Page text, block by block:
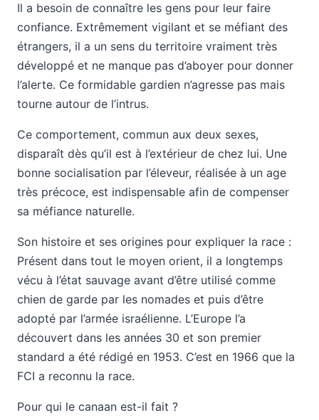
Il a besoin de connaître les gens pour leur faire
confiance. Extrêmement vigilant et se méfiant des
étrangers, il a un sens du territoire vraiment très
développé et ne manque pas d’aboyer pour donner
l’alerte. Ce formidable gardien n’agresse pas mais
tourne autour de l’intrus.
Ce comportement, commun aux deux sexes,
disparaît dès qu’il est à l’extérieur de chez lui. Une
bonne socialisation par l’éleveur, réalisée à un age
très précoce, est indispensable afin de compenser
sa méfiance naturelle.
Son histoire et ses origines pour expliquer la race :
Présent dans tout le moyen orient, il a longtemps
vécu à l’état sauvage avant d’être utilisé comme
chien de garde par les nomades et puis d’être
adopté par l’armée israélienne. L’Europe l’a
découvert dans les années 30 et son premier
standard a été rédigé en 1953. C’est en 1966 que la
FCI a reconnu la race.
Pour qui le canaan est-il fait ?